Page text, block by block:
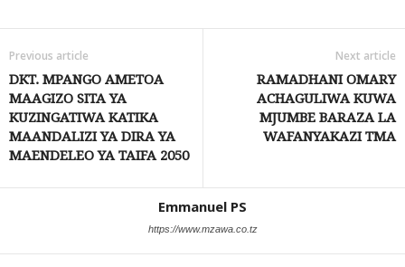
Previous article
DKT. MPANGO AMETOA
MAAGIZO SITA YA
KUZINGATIWA KATIKA
MAANDALIZI YA DIRA YA
MAENDELEO YA TAIFA 2050
Next article
RAMADHANI OMARY
ACHAGULIWA KUWA
MJUMBE BARAZA LA
WAFANYAKAZI TMA
Emmanuel PS
https://www.mzawa.co.tz